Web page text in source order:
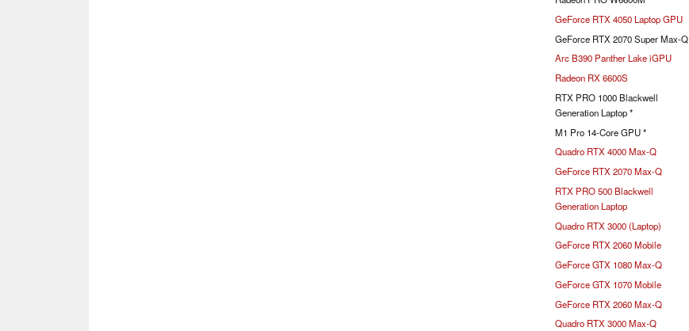
GeForce RTX 4050 Laptop GPU
GeForce RTX 2070 Super Max-Q
Arc B390 Panther Lake iGPU
Radeon RX 6600S
RTX PRO 1000 Blackwell
Generation Laptop *
M1 Pro 14-Core GPU *
Quadro RTX 4000 Max-Q
GeForce RTX 2070 Max-Q
RTX PRO 500 Blackwell
Generation Laptop
Quadro RTX 3000 (Laptop)
GeForce RTX 2060 Mobile
GeForce GTX 1080 Max-Q
GeForce GTX 1070 Mobile
GeForce RTX 2060 Max-Q
Quadro RTX 3000 Max-Q